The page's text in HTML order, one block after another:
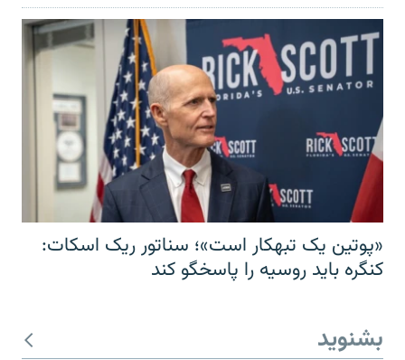
«پوتین یک تبهکار است»؛ سناتور ریک اسکات:
کنگره باید روسیه را پاسخگو کند
بشنوید